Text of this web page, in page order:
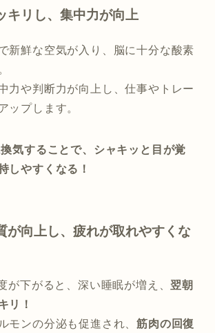
リし、集中力が向上
新鮮な空気が入り、脳に十分な酸素
力や判断力が向上し、仕事やトレー
ップします。
気することで、シャキッと目が覚
しやすくなる！
向上し、疲れが取れやすくな
が下がると、深い睡眠が増え、 翌朝
リ！
モンの分泌も促進され、筋肉の回復